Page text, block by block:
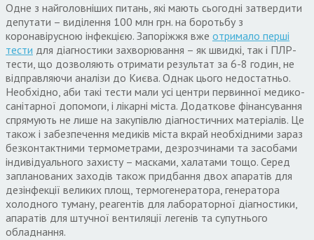
Одне з найголовніших питань, які мають сьогодні затвердити
депутати – виділення 100 млн грн. на боротьбу з
коронавірусною інфекцією. Запоріжжя вже отримало перші
тести для діагностики захворювання – як швидкі, так і ПЛР-
тести, що дозволяють отримати результат за 6-8 годин, не
відправляючи аналізи до Києва. Однак цього недостатньо.
Необхідно, аби такі тести мали усі центри первинної медико-
санітарної допомоги, і лікарні міста. Додаткове фінансування
спрямують не лише на закупівлю діагностичних матеріалів. Це
також і забезпечення медиків міста вкрай необхідними зараз
безконтактними термометрами, дезрозчинами та засобами
індивідуального захисту – масками, халатами тощо. Серед
запланованих заходів також придбання двох апаратів для
дезінфекції великих площ, термогенератора, генератора
холодного туману, реагентів для лабораторної діагностики,
апаратів для штучної вентиляції легенів та супутнього
обладнання.